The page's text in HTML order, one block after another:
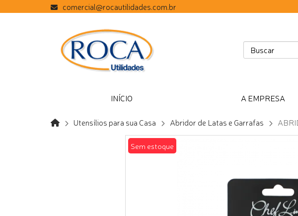
comercial@rocautilidades.com.br
INÍCIO A EMPRESA
Utensílios para sua Casa Abridor de Latas e Garrafas
Sem estoque